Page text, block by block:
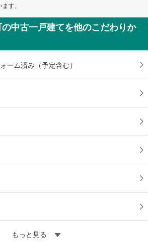
す。
中古一戸建てを他のこだわりか
ーム済み（予定含む）
もっと見る